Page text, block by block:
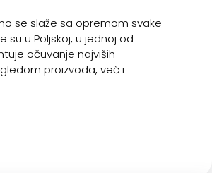
se slaže sa opremom svake
u Poljskoj, u jednoj od
očuvanje najviših
proizvoda, već i